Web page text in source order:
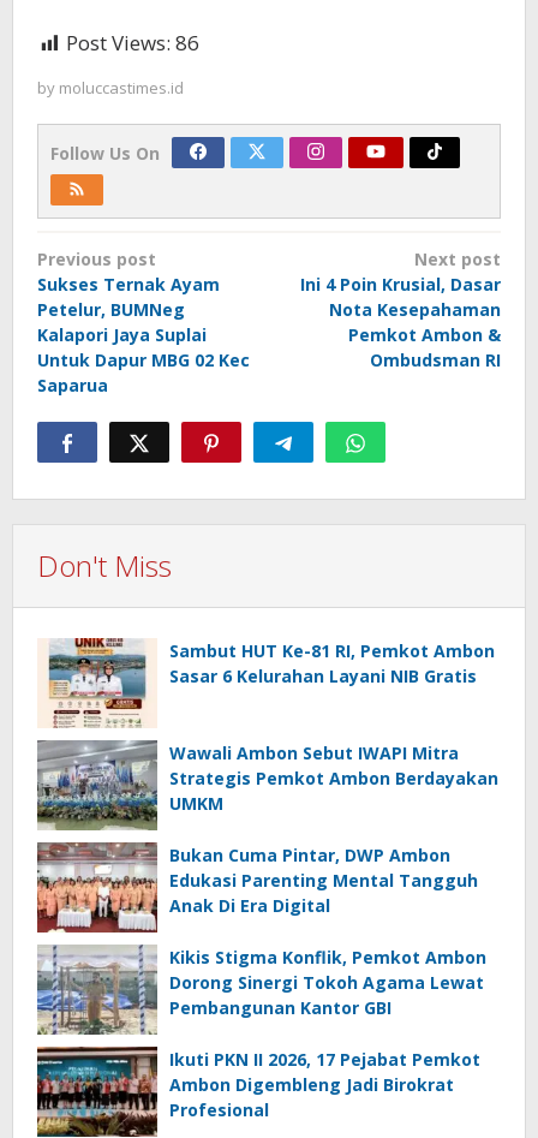
Post Views: 86
by moluccastimes.id
Follow Us On
Post
navigation
Previous post
Sukses Ternak Ayam
Petelur, BUMNeg
Kalapori Jaya Suplai
Untuk Dapur MBG 02 Kec
Saparua
Next post
Ini 4 Poin Krusial, Dasar
Nota Kesepahaman
Pemkot Ambon &
Ombudsman RI
Don't Miss
Sambut HUT Ke-81 RI, Pemkot Ambon
Sasar 6 Kelurahan Layani NIB Gratis
Wawali Ambon Sebut IWAPI Mitra
Strategis Pemkot Ambon Berdayakan
UMKM
Bukan Cuma Pintar, DWP Ambon
Edukasi Parenting Mental Tangguh
Anak Di Era Digital
Kikis Stigma Konflik, Pemkot Ambon
Dorong Sinergi Tokoh Agama Lewat
Pembangunan Kantor GBI
Ikuti PKN II 2026, 17 Pejabat Pemkot
Ambon Digembleng Jadi Birokrat
Profesional